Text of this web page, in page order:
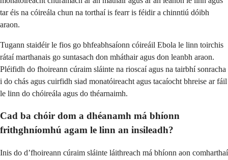
tar éis na cóireála chun na torthaí is fearr is féidir a chinntiú dóibh
araon.
Tugann staidéir le fios go bhfeabhsaíonn cóireáil Ebola le linn toirchis
rátaí marthanais go suntasach don mháthair agus don leanbh araon.
Pléifidh do fhoireann cúraim sláinte na rioscaí agus na tairbhí sonracha
i do chás agus cuirfidh siad monatóireacht agus tacaíocht bhreise ar fáil
le linn do chóireála agus do théarnaimh.
Cad ba chóir dom a dhéanamh má bhíonn
frithghníomhú agam le linn an insileadh?
Inis do d’fhoireann cúraim sláinte láithreach má bhíonn aon comharthaí